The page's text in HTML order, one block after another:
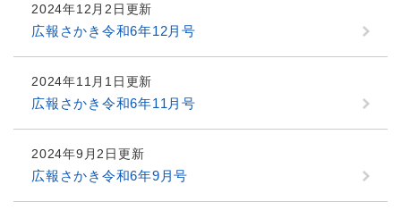
2024年12月2日更新
広報さかき令和6年12月号
2024年11月1日更新
広報さかき令和6年11月号
2024年9月2日更新
広報さかき令和6年9月号